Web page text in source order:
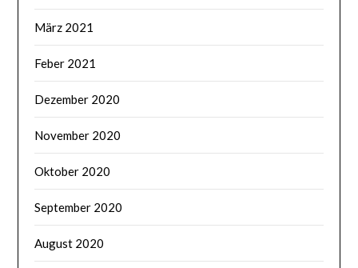
März 2021
Feber 2021
Dezember 2020
November 2020
Oktober 2020
September 2020
August 2020